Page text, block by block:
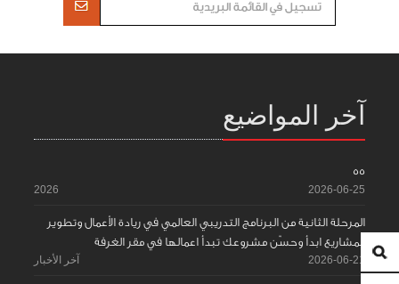
آخر المواضيع
55
2026-06-25
2026
المرحلة الثانية من البرنامج التدريبي العالمي في ريادة الأعمال وتطوير
المشاريع ابدأ وحسّن مشروعك تبدأ اعمالها في مقر الغرفة
2026-06-21 آخر الأخبار